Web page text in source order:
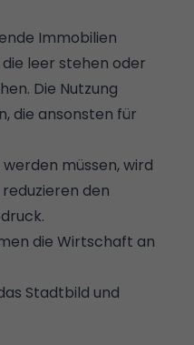
Immobilien
leer stehen oder
Die Nutzung
die ansonsten für
müssen, wird
den
die Wirtschaft an
Stadtbild und